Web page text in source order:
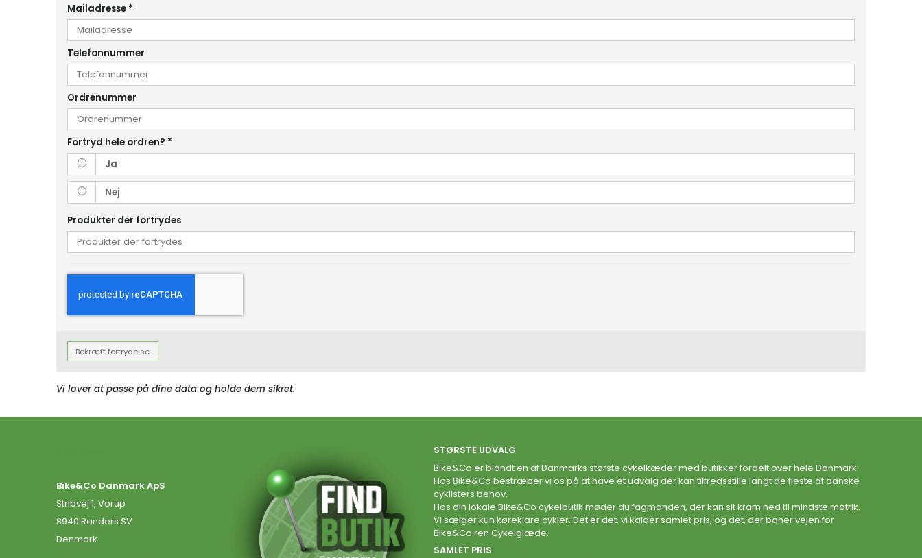
Mailadresse *
Telefonnummer
Ordrenummer
Fortryd hele ordren? *
Ja
Nej
Produkter der fortrydes
Bekræft fortrydelse
Vi lover at passe på dine data og holde dem sikret.
Bike&Co Danmark ApS
Stribvej 1, Vorup
8940 Randers SV
Denmark
STØRSTE UDVALG
Bike&Co er blandt en af Danmarks største cykelkæder med butikker fordelt over hele Danmark.
Hos Bike&Co bestræber vi os på at have et udvalg der kan tilfredsstille langt de fleste af danske
cyklisters behov.
Hos din lokale Bike&Co cykelbutik møder du fagmanden, der kan sit kram ned til mindste møtrik.
Vi sælger kun køreklare cykler. Det er det, vi kalder samlet pris, og det, der baner vejen for
Bike&Co ren Cykelglæde.
SAMLET PRIS